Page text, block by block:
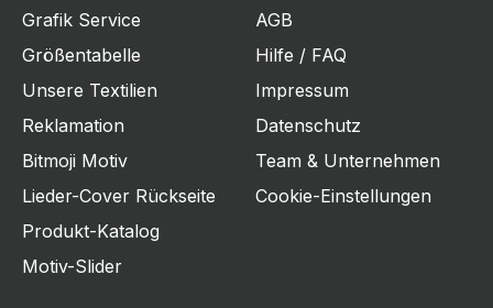
Grafik Service
Größentabelle
Unsere Textilien
Reklamation
Bitmoji Motiv
Lieder-Cover Rückseite
Produkt-Katalog
Motiv-Slider
AGB
Hilfe / FAQ
Impressum
Datenschutz
Team & Unternehmen
Cookie-Einstellungen